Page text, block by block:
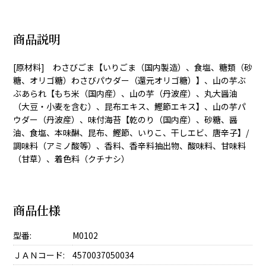
商品説明
[原材料] わさびごま【いりごま（国内製造）、食塩、糖類（砂
糖、オリゴ糖）わさびパウダー（還元オリゴ糖）】、山の芋ぶ
ぶあられ【もち米（国内産）、山の芋（丹波産）、丸大醤油
（大豆・小麦を含む）、昆布エキス、鰹節エキス】、山の芋パ
ウダー（丹波産）、味付海苔【乾のり（国内産）、砂糖、醤
油、食塩、本味醂、昆布、鰹節、いりこ、干しエビ、唐辛子】/
調味料（アミノ酸等）、香料、香辛料抽出物、酸味料、甘味料
（甘草）、着色料（クチナシ）
商品仕様
型番:
M0102
ＪＡＮコード:
4570037050034